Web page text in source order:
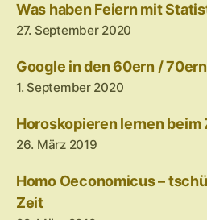
Was haben Feiern mit
27. September 2020
Google in den 60ern /
1. September 2020
Horoskopieren lernen beim
26. März 2019
Homo Oeconomicus –
Zeit